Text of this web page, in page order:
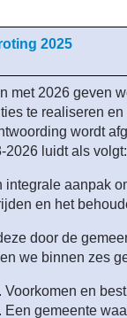
2025
met 2026 geven
te realiseren
wordt
2026 luidt als volgt:
integrale aanpak
en het
door de
we binnen zes
Voorkomen en
Een gemeente